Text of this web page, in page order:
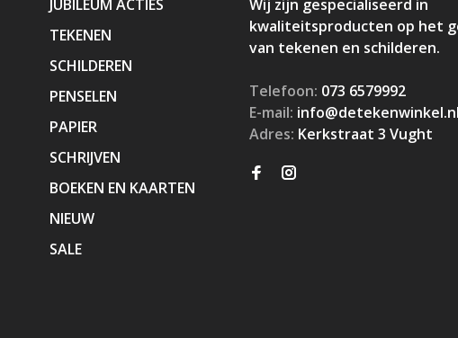
JUBILEUM ACTIES
TEKENEN
SCHILDEREN
PENSELEN
PAPIER
SCHRIJVEN
BOEKEN EN KAARTEN
NIEUW
SALE
Wij zijn gespecialiseerd in
kwaliteitsproducten op het
van tekenen en schilderen.
Telefoon: 073 6579992
E-mail: info@detekenwinkel.nl
Adres: Kerkstraat 3 Vught